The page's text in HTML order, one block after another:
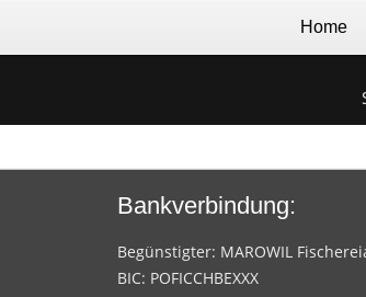
Home
Bankverbindung:
Begünstigter: MAROWIL
BIC: POFICCHBEXXX